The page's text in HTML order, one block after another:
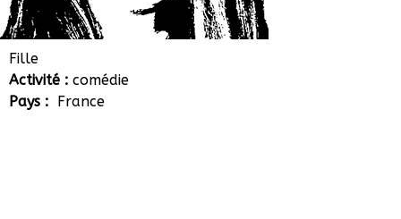
Jessica Errero
Fille
Activité : comédie
Pays : France